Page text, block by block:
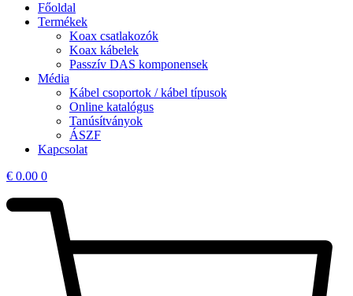
Főoldal
Termékek
Koax csatlakozók
Koax kábelek
Passzív DAS komponensek
Média
Kábel csoportok / kábel típusok
Online katalógus
Tanúsítványok
ÁSZF
Kapcsolat
€ 0.00 0